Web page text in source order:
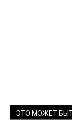
ЭТО МОЖЕТ